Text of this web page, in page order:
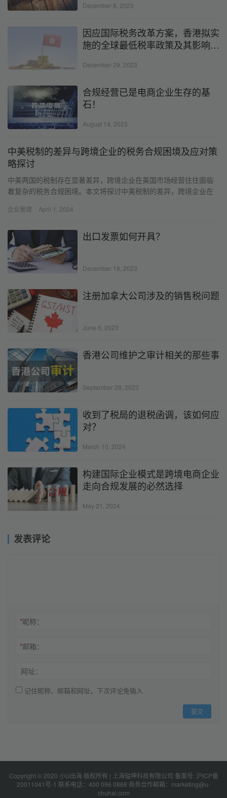
December 8, 2023
因应国际税务改革方案，香港拟实
施的全球最低税率政策及其影响若
December 29, 2023
合规经营已是电商企业生存的基
石！
August 14, 2023
中美税制的差异与跨境企业的税务合规困境及应对策
略探讨
中美两国的税制存在显著差异，跨境企业在美国市场经营往往面临
着复杂的税务合规困境。本文将探讨中美税制的差异，跨境企业在
企业管理 April 1, 2024
出口发票如何开具？
December 18, 2023
注册加拿大公司涉及的销售税问题
June 6, 2023
香港公司维护之审计相关的那些事
September 28, 2023
收到了税局的退税函调，该如何应
对？
March 10, 2024
构建国际企业模式是跨境电商企业
走向合规发展的必然选择
May 21, 2024
发表评论
*昵称：
*邮箱：
网址：
记住昵称、邮箱和网址，下次评论免输入
提交
Copyright © 2020 小U出海 版权所有 | 上海镒坤科技有限公司 备案号: 沪ICP备
20011041号-1 联系电话： 400 096 0868 商务合作邮箱：marketing@u-
chuhai.com